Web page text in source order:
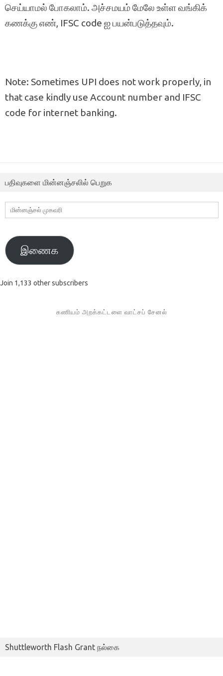
செய்யாமல் போகலாம். அச்சமயம் மேலே உள்ள வங்கிக்
கணக்கு எண், IFSC code ஐ பயன்படுத்தவும்.
Note: Sometimes UPI does not work properly, in
that case kindly use Account number and IFSC
code for internet banking.
பதிவுகளை மின்னஞ்சலில் பெறுக
மின்னஞ்சல்
முகவரி
இணைக
Join 1,133 other subscribers
கணியம் அறக்கட்டளை வாட்சப் சேனல்
Shuttleworth Flash Grant நல்கை